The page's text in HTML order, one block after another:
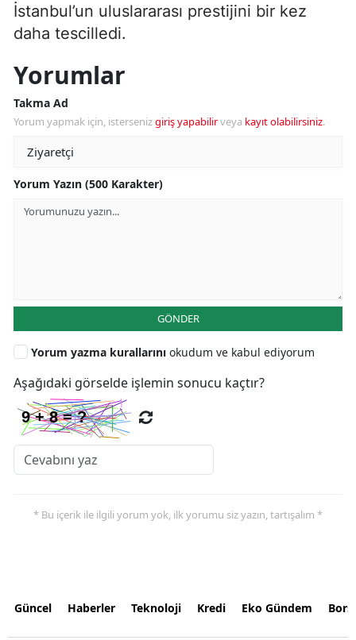
İstanbul’un uluslararası prestijini bir kez
daha tescilledi.
Yorumlar
Takma Ad
Yorum yapmak için, istersenizgiriş yapabilirveya kayıt olabilirsiniz.
Yorum Yazın (500 Karakter)
GÖNDER
Yorum yazma kurallarını okudum ve kabul ediyorum
Aşağıdaki görselde işlemin sonucu kaçtır?
* Bu içerik ile ilgili yorum yok, ilk yorumu siz yazın, tartışalım *
Güncel Haberler Teknoloji Kredi Eko Gündem